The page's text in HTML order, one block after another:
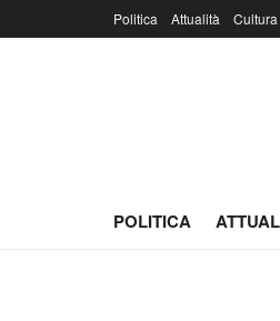
Politica Attualità Cultura
POLITICA